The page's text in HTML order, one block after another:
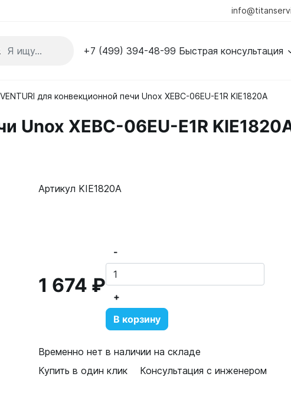
+7 (499) 394-48-99 Быстрая консультация
для конвекционной печи Unox XEBC-06EU-E1R KIE1820A
Unox XEBC-06EU-E1R
Артикул KIE1820A
1 674 ₽
-
+
В корзину
Временно нет в наличии на складе
Купить в один клик
Консультация с инженером